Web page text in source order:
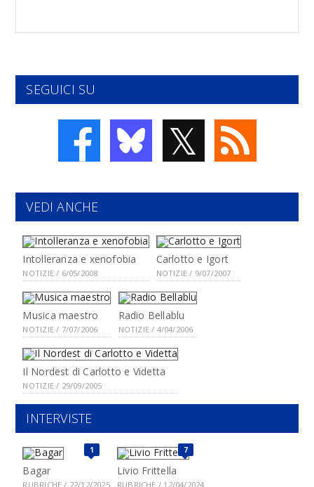
SEGUICI SU
𝕏
VEDI ANCHE
Intolleranza e xenofobia
NOTIZIE / 6/05/2008
Carlotto e Igort
NOTIZIE / 9/07/2007
Musica maestro
NOTIZIE / 7/07/2006
Radio Bellablu
NOTIZIE / 4/04/2006
Il Nordest di Carlotto e Videtta
NOTIZIE / 29/09/2005
INTERVISTE
1
Bagar
RUBRICHE / 22/12/2025
7
Livio Frittella
RUBRICHE / 12/04/2024